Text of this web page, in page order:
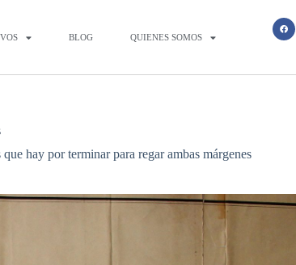
BLOG QUIENES SOMOS
hay por terminar para regar ambas márgenes